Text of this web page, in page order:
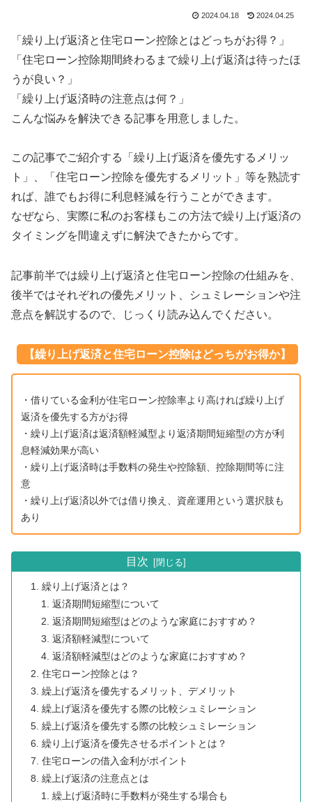
2024.04.18 2024.04.25
「繰り上げ返済と住宅ローン控除とはどっちがお得？」
「住宅ローン控除期間終わるまで繰り上げ返済は待ったほ
うが良い？」
「繰り上げ返済時の注意点は何？」
こんな悩みを解決できる記事を用意しました。
この記事でご紹介する「繰り上げ返済を優先するメリッ
ト」、「住宅ローン控除を優先するメリット」等を熟読す
れば、誰でもお得に利息軽減を行うことができます。
なぜなら、実際に私のお客様もこの方法で繰り上げ返済の
タイミングを間違えずに解決できたからです。
記事前半では繰り上げ返済と住宅ローン控除の仕組みを、
後半ではそれぞれの優先メリット、シュミレーションや注
意点を解説するので、じっくり読み込んでください。
【繰り上げ返済と住宅ローン控除はどっちがお得か】
・借りている金利が住宅ローン控除率より高ければ繰り上げ
返済を優先する方がお得
・繰り上げ返済は返済額軽減型より返済期間短縮型の方が利
息軽減効果が高い
・繰り上げ返済時は手数料の発生や控除額、控除期間等に注
意
・繰り上げ返済以外では借り換え、資産運用という選択肢も
あり
目次
繰り上げ返済とは？
返済期間短縮型について
返済期間短縮型はどのような家庭におすすめ？
返済額軽減型について
返済額軽減型はどのような家庭におすすめ？
住宅ローン控除とは？
繰上げ返済を優先するメリット、デメリット
繰上げ返済を優先する際の比較シュミレーション
繰上げ返済を優先する際の比較シュミレーション
繰り上げ返済を優先させるポイントとは？
住宅ローンの借入金利がポイント
繰上げ返済の注意点とは
繰上げ返済時に手数料が発生する場合も